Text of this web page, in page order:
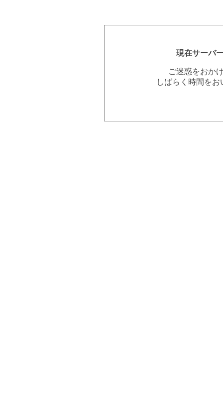
現在サーバ
ご迷惑をおか
しばらく時間を